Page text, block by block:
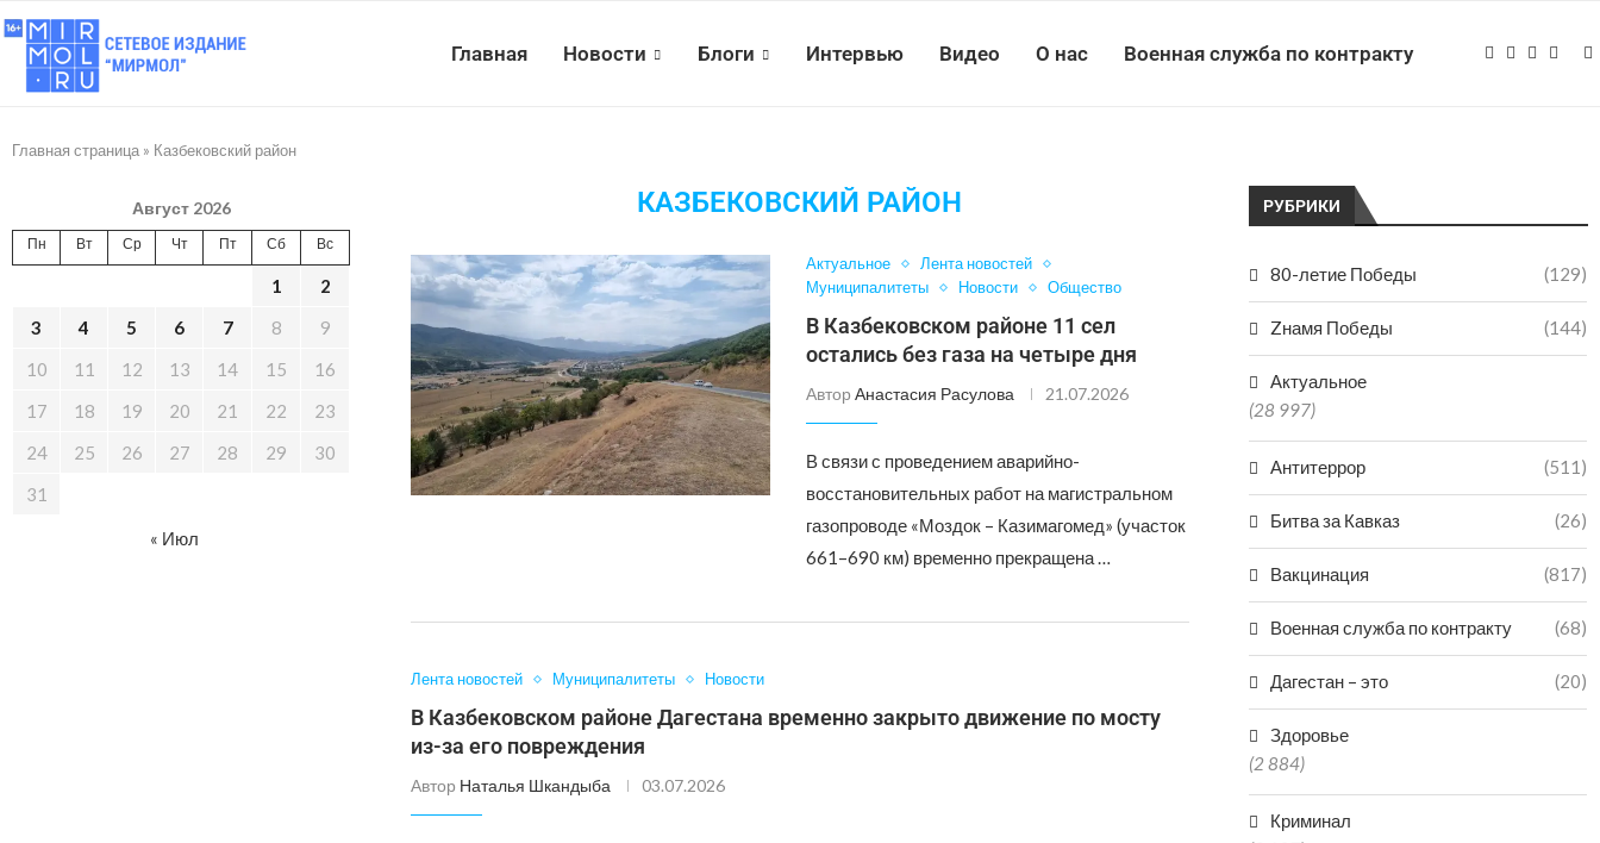
Главная Новости Блоги Интервью Видео О нас Военная служба по контракту
Главная страница » Казбековский район
КАЗБЕКОВСКИЙ РАЙОН
Актуальное
Лента новостей
Муниципалитеты
Новости Общество
В Казбековском районе 11 сел
остались без газа на четыре дня
АвторАнастасия Расулова 21.07.2026
В связи с проведением аварийно-
восстановительных работ на магистральном
газопроводе «Моздок – Казимагомед» (участок
661–690 км) временно прекращена …
Лента новостей Муниципалитеты Новости
В Казбековском районе Дагестана временно закрыто движение по мосту
из-за его повреждения
Автор Наталья Шкандыба 03.07.2026
РУБРИКИ
80-летие Победы (129)
Zнамя Победы (144)
Актуальное
(28 997)
Антитеррор (511)
Битва за Кавказ (26)
Вакцинация (817)
Военная служба по контракту (68)
Дагестан – это (20)
Здоровье
(2 884)
Криминал
Август 2026
Пн Вт Ср Чт Пт Сб Вс
1
2
3
4 5 6 7 8
9
10
11 12 13 14 15
16
17
18 19 20 21 22
23
24
25 26 27 28 29
30
31
« Июл